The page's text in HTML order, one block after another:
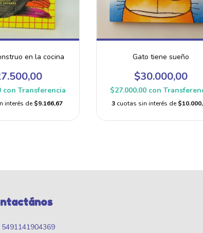
en la cocina
con Transferencia
interés de$9.166,67
Gato tiene sueño
$30.000,00
$27.000,00 con
3 cuotas sin interés de
5491141904369